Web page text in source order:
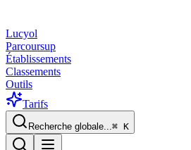
Lucyol
Parcoursup
Établissements
Classements
Outils
Tarifs
Recherche globale...⌘ K